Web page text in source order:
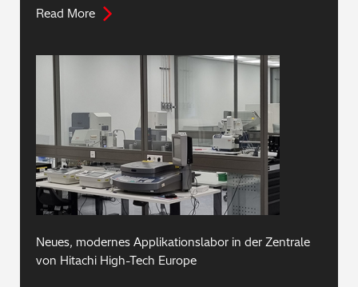
Read More
Neues, modernes Applikationslabor in der Zentrale
von Hitachi High-Tech Europe